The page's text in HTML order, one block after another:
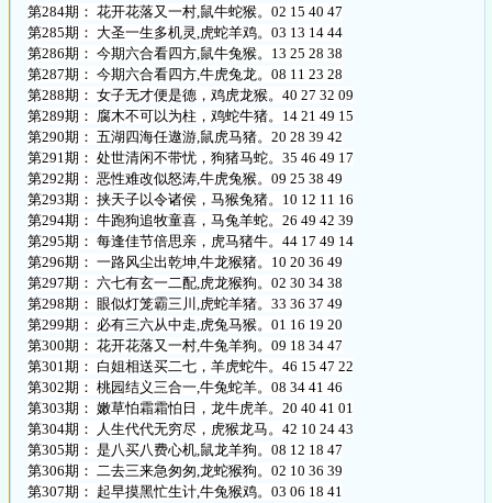
第284期： 花开花落又一村,鼠牛蛇猴。02 15 40 47
第285期： 大圣一生多机灵,虎蛇羊鸡。03 13 14 44
第286期： 今期六合看四方,鼠牛兔猴。13 25 28 38
第287期： 今期六合看四方,牛虎兔龙。08 11 23 28
第288期： 女子无才便是德，鸡虎龙猴。40 27 32 09
第289期： 腐木不可以为柱，鸡蛇牛猪。14 21 49 15
第290期： 五湖四海任遨游,鼠虎马猪。20 28 39 42
第291期： 处世清闲不带忧，狗猪马蛇。35 46 49 17
第292期： 恶性难改似怒涛,牛虎兔猴。09 25 38 49
第293期： 挟天子以令诸侯，马猴兔猪。10 12 11 16
第294期： 牛跑狗追牧童喜，马兔羊蛇。26 49 42 39
第295期： 每逢佳节倍思亲，虎马猪牛。44 17 49 14
第296期： 一路风尘出乾坤,牛龙猴猪。10 20 36 49
第297期： 六七有玄一二配,虎龙猴狗。02 30 34 38
第298期： 眼似灯笼霸三川,虎蛇羊猪。33 36 37 49
第299期： 必有三六从中走,虎兔马猴。01 16 19 20
第300期： 花开花落又一村,牛兔羊狗。09 18 34 47
第301期： 白姐相送买二七，羊虎蛇牛。46 15 47 22
第302期： 桃园结义三合一,牛兔蛇羊。08 34 41 46
第303期： 嫩草怕霜霜怕日，龙牛虎羊。20 40 41 01
第304期： 人生代代无穷尽，虎猴龙马。42 10 24 43
第305期： 是八买八费心机,鼠龙羊狗。08 12 18 47
第306期： 二去三来急匆匆,龙蛇猴狗。02 10 36 39
第307期： 起早摸黑忙生计,牛兔猴鸡。03 06 18 41